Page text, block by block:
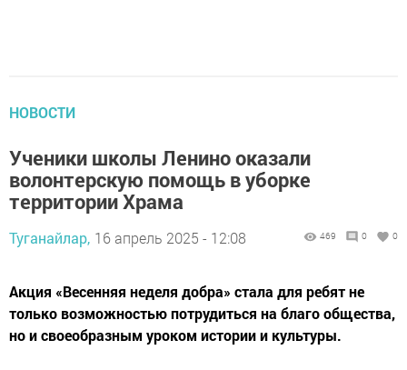
НОВОСТИ
Ученики школы Ленино оказали
волонтерскую помощь в уборке
территории Храма
Туганайлар, 16 апрель 2025 - 12:08 469 0 0
Акция «Весенняя неделя добра» стала для ребят не
только возможностью потрудиться на благо общества,
но и своеобразным уроком истории и культуры.